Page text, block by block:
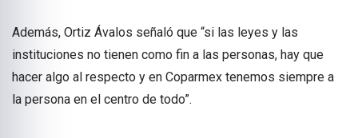
Además, Ortiz Ávalos señaló que “si las leyes y las
instituciones no tienen como fin a las personas, hay que
hacer algo al respecto y en Coparmex tenemos siempre a
la persona en el centro de todo”.